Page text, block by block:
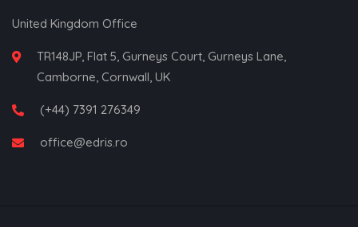
United Kingdom Office
TR148JP, Flat 5, Gurneys Court, Gurneys Lane,
Camborne, Cornwall, UK
(+44) 7391 276349
office@edris.ro